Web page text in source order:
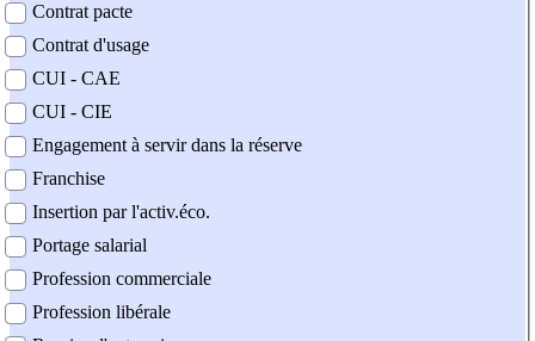
Contrat pacte
Contrat d'usage
CUI - CAE
CUI - CIE
Engagement à servir dans la réserve
Franchise
Insertion par l'activ.éco.
Portage salarial
Profession commerciale
Profession libérale